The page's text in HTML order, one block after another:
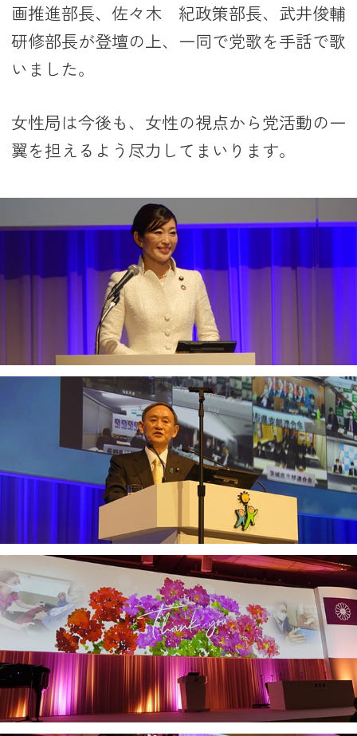
画推進部長、佐々木 紀政策部長、武井俊輔
研修部長が登壇の上、一同で党歌を手話で歌
いました。
女性局は今後も、女性の視点から党活動の一
翼を担えるよう尽力してまいります。